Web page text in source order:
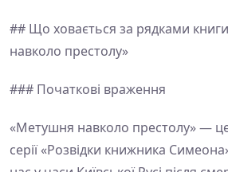
## Що ховається за рядками
навколо престолу»
### Початкові враження
«Метушня навколо престолу» —
серії «Розвідки книжника